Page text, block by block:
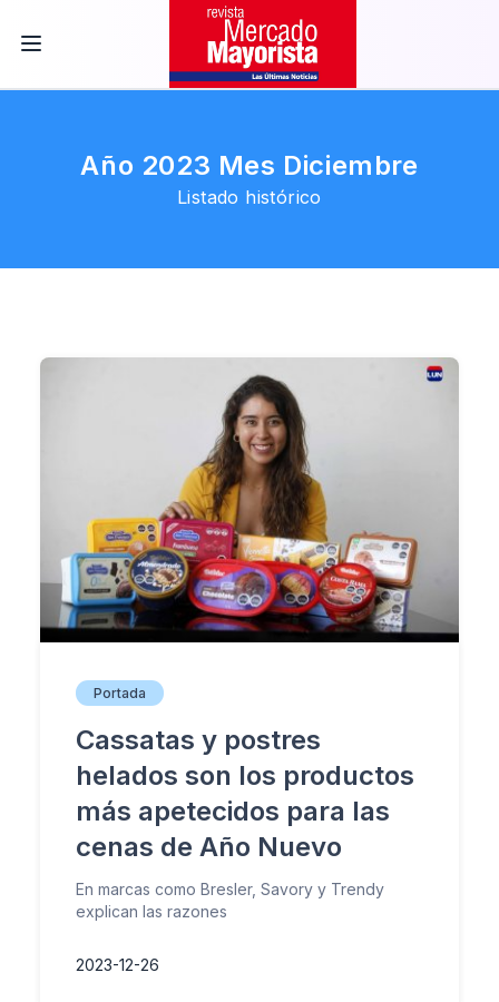
Año 2023 Mes Diciembre
Listado histórico
Portada
Cassatas y postres
helados son los productos
más apetecidos para las
cenas de Año Nuevo
En marcas como Bresler, Savory y Trendy
explican las razones
2023-12-26